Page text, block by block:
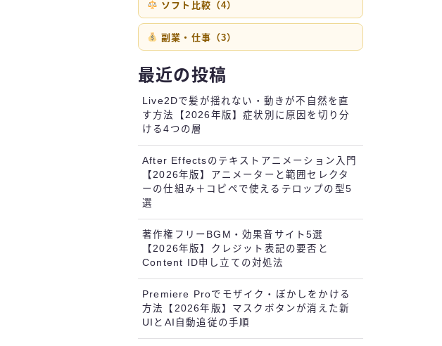
ソフト比較（4）
副業・仕事（3）
最近の投稿
Live2Dで髪が揺れない・動きが不自然を直
す方法【2026年版】症状別に原因を切り分
ける4つの層
After Effectsのテキストアニメーション入門
【2026年版】アニメーターと範囲セレクタ
ーの仕組み＋コピペで使えるテロップの型5
選
著作権フリーBGM・効果音サイト5選
【2026年版】クレジット表記の要否と
Content ID申し立ての対処法
Premiere Proでモザイク・ぼかしをかける
方法【2026年版】マスクボタンが消えた新
UIとAI自動追従の手順